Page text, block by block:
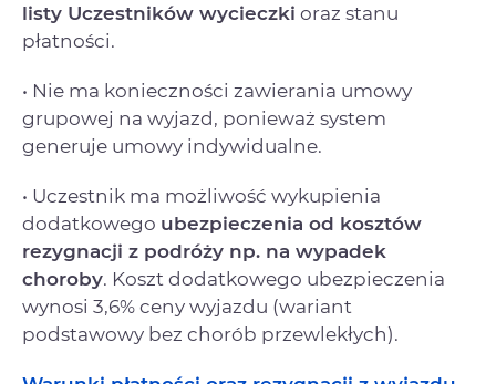
listy Uczestników wycieczki oraz stanu
płatności.
• Nie ma konieczności zawierania umowy
grupowej na wyjazd, ponieważ system
generuje umowy indywidualne.
• Uczestnik ma możliwość wykupienia
dodatkowego ubezpieczenia od kosztów
rezygnacji z podróży np. na wypadek
choroby. Koszt dodatkowego ubezpieczenia
wynosi 3,6% ceny wyjazdu (wariant
podstawowy bez chorób przewlekłych).